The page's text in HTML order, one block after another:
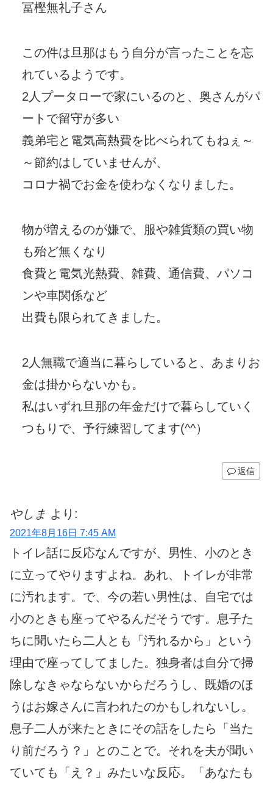
冨樫無礼子さん
この件は旦那はもう自分が言ったことを忘
れているようです。
2人プータローで家にいるのと、奥さんがパ
ートで留守が多い
義弟宅と電気高熱費を比べられてもねぇ～
～節約はしていませんが、
コロナ禍でお金を使わなくなりました。
物が増えるのが嫌で、服や雑貨類の買い物
も殆ど無くなり
食費と電気光熱費、雑費、通信費、パソコ
ンや車関係など
出費も限られてきました。
2人無職で適当に暮らしていると、あまりお
金は掛からないかも。
私はいずれ旦那の年金だけで暮らしていく
つもりで、予行練習してます(^^）
返信
やしま より:
2021年8月16日 7:45 AM
トイレ話に反応なんですが、男性、小のとき
に立ってやりますよね。あれ、トイレが非常
に汚れます。で、今の若い男性は、自宅では
小のときも座ってやるんだそうです。息子た
ちに聞いたら二人とも「汚れるから」という
理由で座ってしてました。独身者は自分で掃
除しなきゃならないからだろうし、既婚のほ
うはお嫁さんに言われたのかもしれないし。
息子二人が来たときにその話をしたら「当た
り前だろう？」とのことで。それを夫が聞い
ていても「え？」みたいな反応。「あなたも